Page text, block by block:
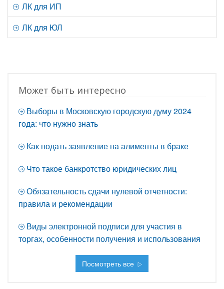
ЛК для ИП
ЛК для ЮЛ
Может быть интересно
Выборы в Московскую городскую думу 2024
года: что нужно знать
Как подать заявление на алименты в браке
Что такое банкротство юридических лиц
Обязательность сдачи нулевой отчетности:
правила и рекомендации
Виды электронной подписи для участия в
торгах, особенности получения и использования
Посмотреть все